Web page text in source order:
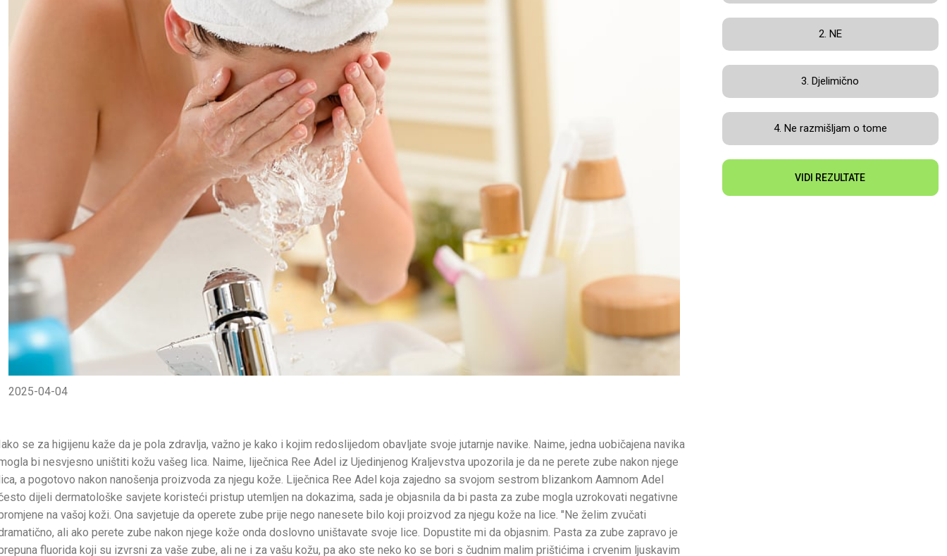
2025-04-04
se za higijenu kaže da je pola zdravlja, važno je kako i kojim redoslijedom obavljate svoje jutarnje navike. Naime, jedna uobičajena navika
bi nesvjesno uništiti kožu vašeg lica. Naime, liječnica Ree Adel iz Ujedinjenog Kraljevstva upozorila je da ne perete zube nakon njege
a pogotovo nakon nanošenja proizvoda za njegu kože. Liječnica Ree Adel koja zajedno sa svojom sestrom blizankom Aamnom Adel
dijeli dermatološke savjete koristeći pristup utemljen na dokazima, sada je objasnila da bi pasta za zube mogla uzrokovati negativne
na vašoj koži. Ona savjetuje da operete zube prije nego nanesete bilo koji proizvod za njegu kože na lice. "Ne želim zvučati
ali ako perete zube nakon njege kože onda doslovno uništavate svoje lice. Dopustite mi da objasnim. Pasta za zube zapravo je
fluorida koji su izvrsni za vaše zube, ali ne i za vašu kožu, pa ako ste neko ko se bori s čudnim malim prištićima i crvenim ljuskavim
2. NE
3. Djelimično
4. Ne razmišljam o tome
VIDI REZULTATE